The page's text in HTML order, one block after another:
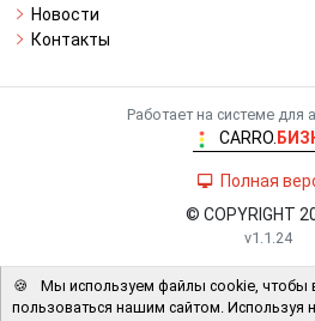
Новости
Контакты
Работает на системе для
CARRO.
Полная
© COPYRIGHT
v1.1.24
🍪
Мы используем файлы cookie, чтобы
пользоваться нашим сайтом. Используя